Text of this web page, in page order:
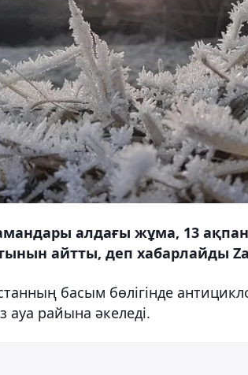
алдағы жұма, 13
айтты, деп хабарлайды
басым бөлігінде
райына әкеледі.